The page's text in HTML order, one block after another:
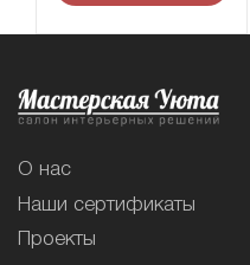
О нас
Наши сертификаты
Проекты